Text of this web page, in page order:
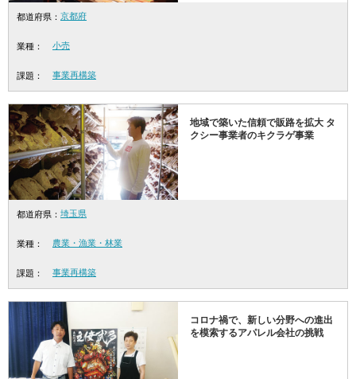
都道府県： 京都府
業種： 小売
課題： 事業再構築
地域で築いた信頼で販路を拡大 タ
クシー事業者のキクラゲ事業
都道府県： 埼玉県
業種： 農業・漁業・林業
課題： 事業再構築
コロナ禍で、新しい分野への進出
を模索するアパレル会社の挑戦